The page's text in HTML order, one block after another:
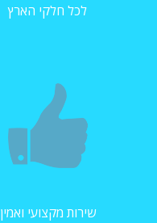
לכל חלקי הארץ
שירות מקצועי ואמין